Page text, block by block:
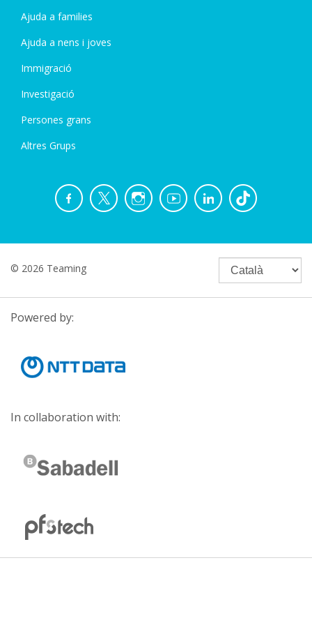
Ajuda a families
Ajuda a nens i joves
Immigració
Investigació
Persones grans
Altres Grups
© 2026 Teaming
Powered by:
In collaboration with: